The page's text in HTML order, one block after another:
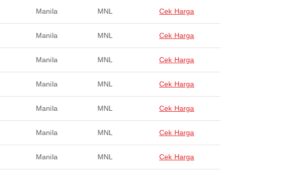
Manila MNL Cek Harga
Manila MNL Cek Harga
Manila MNL Cek Harga
Manila MNL Cek Harga
Manila MNL Cek Harga
Manila MNL Cek Harga
Manila MNL Cek Harga